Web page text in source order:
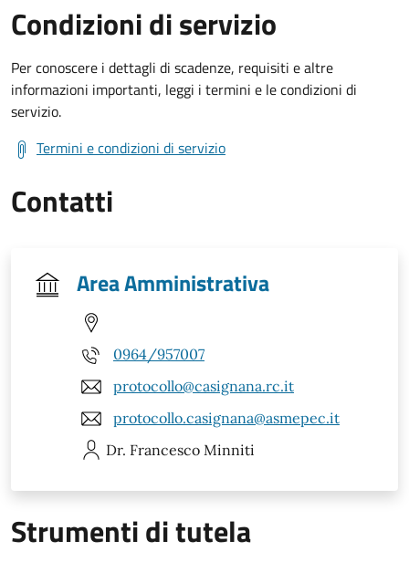
Condizioni di servizio
Per conoscere i dettagli di scadenze, requisiti e altre
informazioni importanti, leggi i termini e le condizioni di
servizio.
Termini e condizioni di servizio
Contatti
Area Amministrativa
0964/957007
protocollo@casignana.rc.it
protocollo.casignana@asmepec.it
Dr. Francesco Minniti
Strumenti di tutela